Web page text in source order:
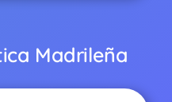
Madrileña